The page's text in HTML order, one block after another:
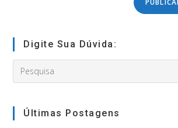
(opcional)
Digite Sua Dúvida:
Search
this
Últimas Postagens